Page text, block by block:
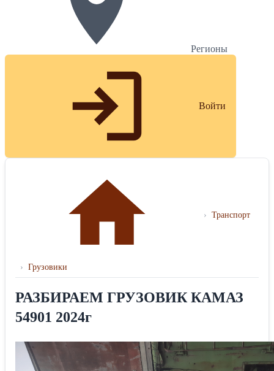
Регионы
Войти
› Транспорт
› Грузовики
РАЗБИРАЕМ ГРУЗОВИК КАМАЗ
54901 2024г